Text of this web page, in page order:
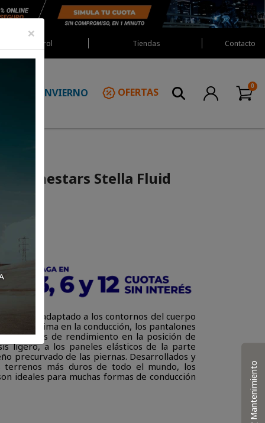
Red Castrol Tiendas Contacto
INVIERNO OFERTAS
Alpinestars Stella Fluid
adaptado a los contornos del cuerpo
óptima en la conducción, los pantalones
de rendimiento en la posición de
ligero, a los paneles elásticos de la parte
precurvado de las piernas. Desarrollados y
terrenos más duros de todo el mundo, los
ideales para muchas formas de conducción
×
Mantenimiento